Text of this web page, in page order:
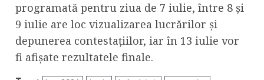
programată pentru ziua de 7 iulie, între 8 şi
9 iulie are loc vizualizarea lucrărilor și
depunerea contestațiilor, iar în 13 iulie vor
fi afişate rezultatele finale.